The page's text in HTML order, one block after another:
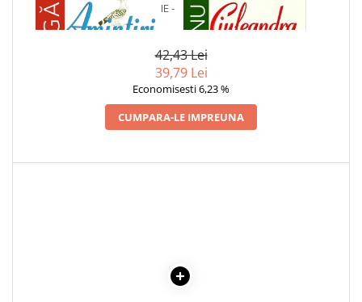
Cadouri
Literatura Romana
Literatura Universala
1 x AMINTIRI DIN COPILARIE -
ION CREANGA
1 x CIULEANDRA
42,43 Lei
39,79 Lei
Economisesti 6,23 %
CUMPARA-LE IMPREUNA